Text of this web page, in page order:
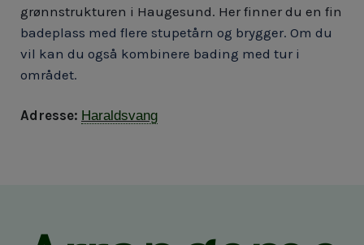
grønnstrukturen i Haugesund. Her finner du en fin
badeplass med flere stupetårn og brygger. Om du
vil kan du også kombinere bading med tur i
området.
Adresse: Haraldsvang